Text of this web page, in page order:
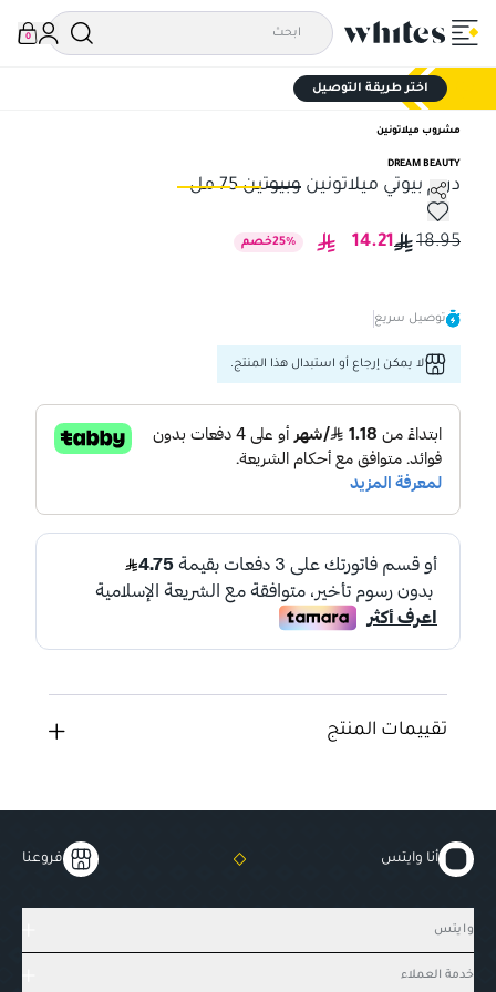
0
اختر طريقة التوصيل
مشروب ميلاتونين
DREAM BEAUTY
دريم بيوتي ميلاتونين وبيوتين 75 مل
دريم بيوتي ميلاتونين وبيوتين 75 مل
18.95
14.21
25% خصم
توصيل سريع
لا يمكن إرجاع أو استبدال هذا المنتج.
تقييمات المنتج
أنا وايتس فروعنا
وايتس
خدمة العملاء